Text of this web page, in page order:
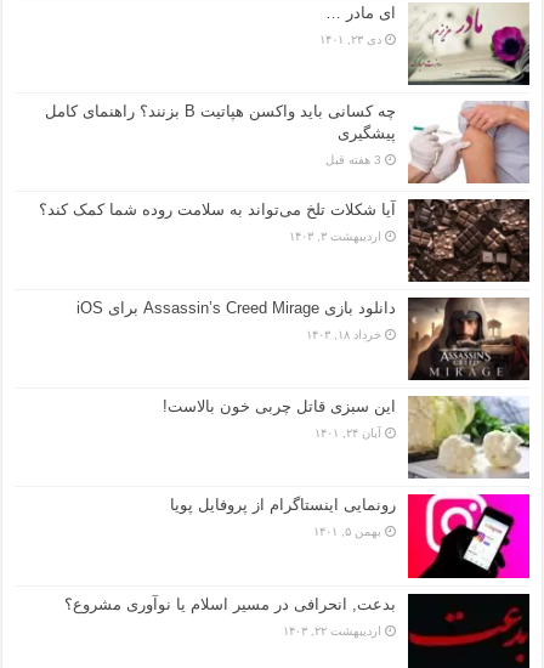
ای مادر …
دی ۲۳, ۱۴۰۱
چه کسانی باید واکسن هپاتیت B بزنند؟ راهنمای کامل
پیشگیری
3 هفته قبل
آیا شکلات تلخ می‌تواند به سلامت روده شما کمک کند؟
اردیبهشت ۳, ۱۴۰۳
دانلود بازی Assassin’s Creed Mirage برای iOS
خرداد ۱۸, ۱۴۰۳
این سبزی قاتل چربی خون بالاست!
آبان ۲۴, ۱۴۰۱
رونمایی اینستاگرام از پروفایل پویا
بهمن ۵, ۱۴۰۱
بدعت, انحرافی در مسیر اسلام یا نوآوری مشروع؟
اردیبهشت ۲۲, ۱۴۰۳